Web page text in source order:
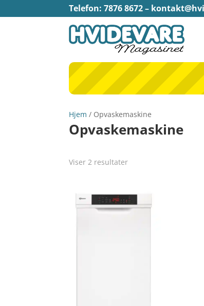
Telefon: 7876 8672 –
Hjem / Opvaskemaskine
Opvaskemaskine
Viser 2 resultater